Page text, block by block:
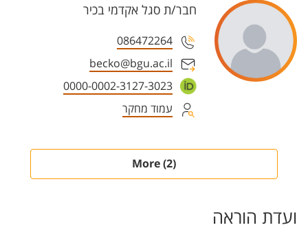
חבר/ת סגל אקדמי בכיר
086472264
becko@bgu.ac.il
0000-0002-3127-3023
עמוד מחקר
(2) More
ועדת הוראה